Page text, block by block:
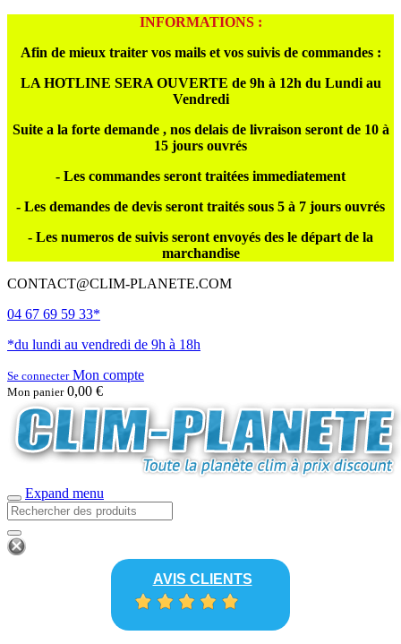
INFORMATIONS :
Afin de mieux traiter vos mails et vos suivis de commandes :
LA HOTLINE SERA OUVERTE de 9h à 12h du Lundi au
Vendredi
Suite a la forte demande , nos delais de livraison seront de 10 à
15 jours ouvrés
- Les commandes seront traitées immediatement
- Les demandes de devis seront traités sous 5 à 7 jours ouvrés
- Les numeros de suivis seront envoyés des le départ de la
marchandise
CONTACT@CLIM-PLANETE.COM
04 67 69 59 33*
*du lundi au vendredi de 9h à 18h
Se connecterMon compte
Mon panier 0,00 €
Expand menu
AVIS CLIENTS